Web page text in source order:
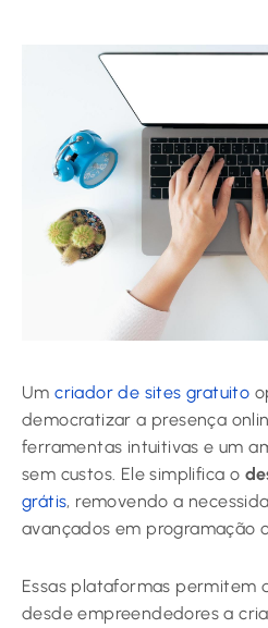
Umcriador de sites gratuito
democratizar a presença
ferramentas intuitivas e um
sem custos. Ele simplifica o
grátis, removendo a
avançados em programação
Essas plataformas permitem
desde empreendedores a